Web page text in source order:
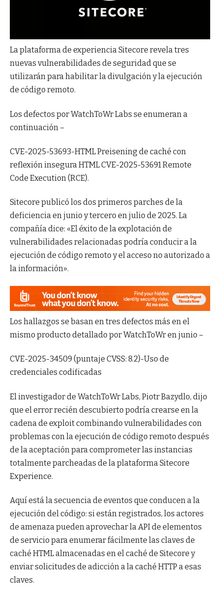
La plataforma de experiencia Sitecore revela tres
nuevas vulnerabilidades de seguridad que se
utilizarán para habilitar la divulgación y la ejecución
de código remoto.
Los defectos por WatchToWr Labs se enumeran a
continuación –
CVE-2025-53693-HTML Preisening de caché con
reflexión insegura HTML CVE-2025-53691 Remote
Code Execution (RCE).
Sitecore publicó los dos primeros parches de la
deficiencia en junio y tercero en julio de 2025. La
compañía dice: «El éxito de la explotación de
vulnerabilidades relacionadas podría conducir a la
ejecución de código remoto y el acceso no autorizado a
la información».
Los hallazgos se basan en tres defectos más en el
mismo producto detallado por WatchToWr en junio –
CVE-2025-34509 (puntaje CVSS: 8.2)-Uso de
credenciales codificadas
El investigador de WatchToWr Labs, Piotr Bazydlo, dijo
que el error recién descubierto podría crearse en la
cadena de exploit combinando vulnerabilidades con
problemas con la ejecución de código remoto después
de la aceptación para comprometer las instancias
totalmente parcheadas de la plataforma Sitecore
Experience.
Aquí está la secuencia de eventos que conducen a la
ejecución del código: si están registrados, los actores
de amenaza pueden aprovechar la API de elementos
de servicio para enumerar fácilmente las claves de
caché HTML almacenadas en el caché de Sitecore y
enviar solicitudes de adicción a la caché HTTP a esas
claves.